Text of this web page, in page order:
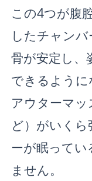
この4つが腹
したチャン
骨が安定し、
できるように
アウターマッ
ど）がいく
ーが眠って
ません。